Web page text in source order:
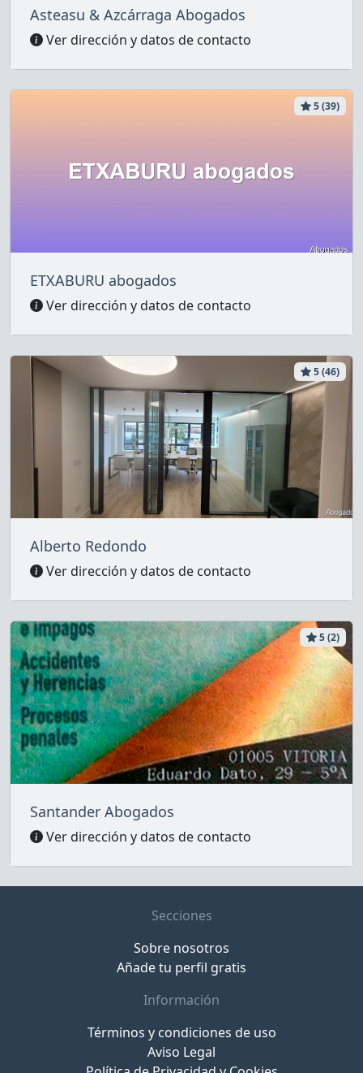
Asteasu & Azcárraga Abogados
Ver dirección y datos de contacto
5 (39)
ETXABURU abogados
Ver dirección y datos de contacto
5 (46)
Alberto Redondo
Ver dirección y datos de contacto
5 (2)
Santander Abogados
Ver dirección y datos de contacto
Secciones
Sobre nosotros
Añade tu perfil gratis
Información
Términos y condiciones de uso
Aviso Legal